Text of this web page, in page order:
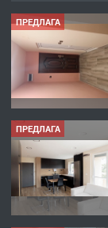
ПРЕДЛАГА
ПРЕДЛАГА